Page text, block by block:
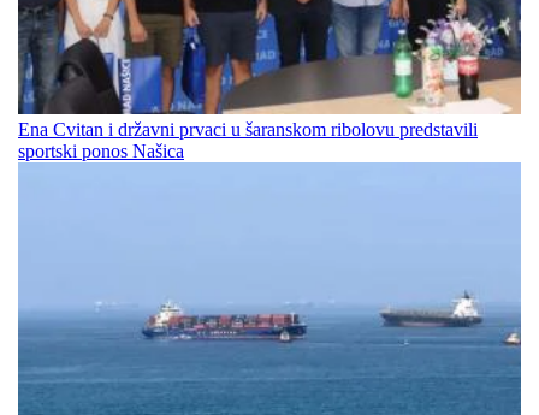
Ena Cvitan i državni prvaci u šaranskom ribolovu predstavili
sportski ponos Našica